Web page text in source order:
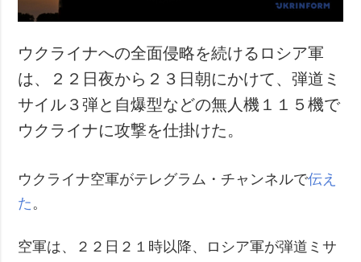
ウクライナへの全面侵略を続けるロシア軍
は、２２日夜から２３日朝にかけて、弾道ミ
サイル３弾と自爆型などの無人機１１５機で
ウクライナに攻撃を仕掛けた。
ウクライナ空軍がテレグラム・チャンネルで伝え
た。
空軍は、２２日２１時以降、ロシア軍が弾道ミサ